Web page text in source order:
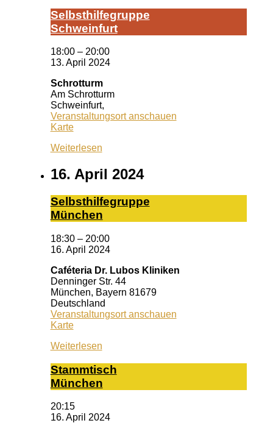
Selbst­hil­fe­grup­pe
Schwein­furt
18:00 – 20:00
13. April 2024
Schrotturm
Am Schrotturm
Schweinfurt,
Veranstaltungsort anschauen
KarteSchrotturm
Weiterlesen
16. April 2024
Selbst­hil­fe­grup­pe
Mün­chen
18:30 – 20:00
16. April 2024
Caféteria Dr. Lubos Kliniken
Denninger Str. 44
München, Bayern 81679
Deutschland
Veranstaltungsort anschauen
KarteCaféteria
Lubos
Weiterlesen
Stamm­tisch
Mün­chen
20:15
16. April 2024